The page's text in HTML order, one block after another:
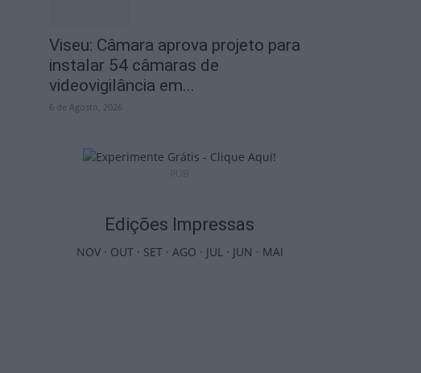
Viseu: Câmara aprova projeto para
instalar 54 câmaras de
videovigilância em...
6 de Agosto, 2026
Edições Impressas
NOV· OUT· SET· AGO · JUL· JUN · MAI